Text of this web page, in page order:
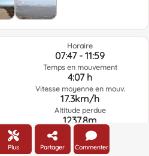
Horaire
07:47 - 11:59
Temps en mouvement
4:07 h
Vitesse moyenne en mouv.
17.3km/h
Altitude perdue
1237.8m
Plus Partager Commenter